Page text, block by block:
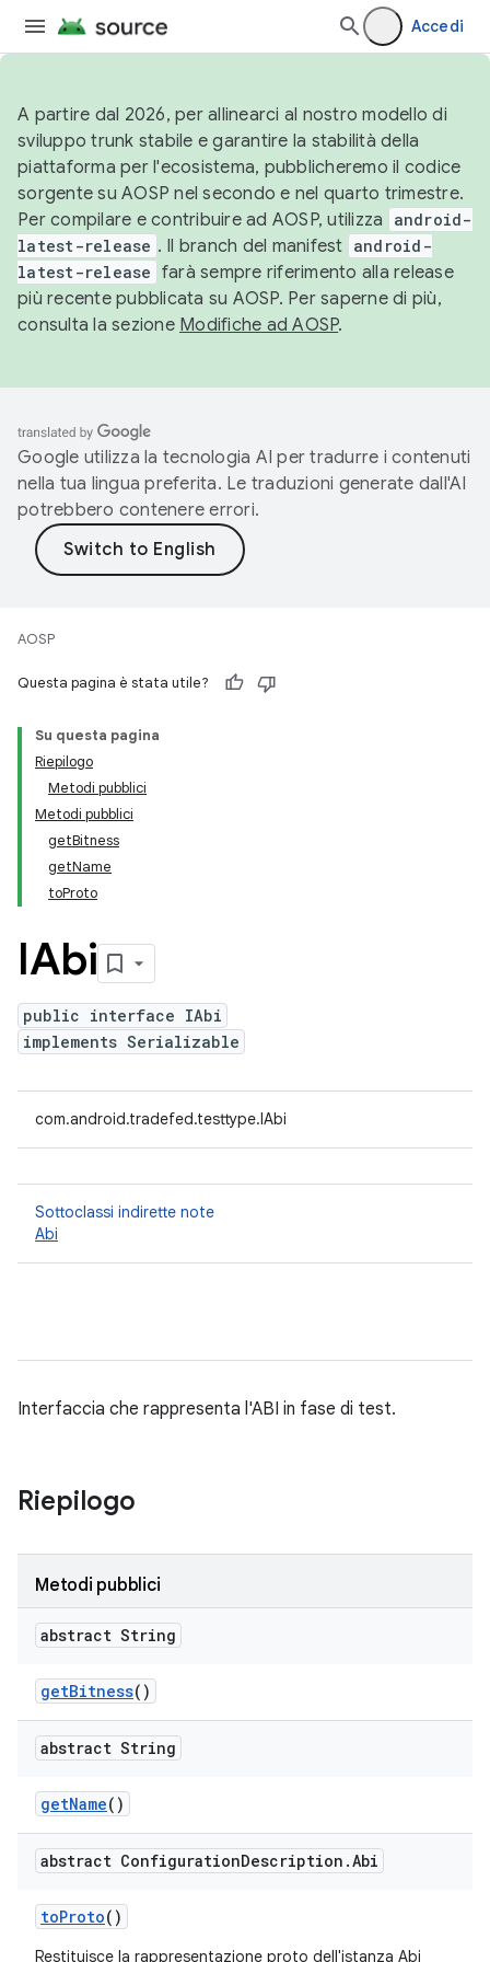
Accedi
A partire dal 2026, per allinearci al nostro modello di
sviluppo trunk stabile e garantire la stabilità della
piattaforma per l'ecosistema, pubblicheremo il codice
sorgente su AOSP nel secondo e nel quarto trimestre.
Per compilare e contribuire ad AOSP, utilizza
android-
latest-release . Il branch del manifest android-
latest-release farà sempre riferimento alla release
più recente pubblicata su AOSP. Per saperne di più,
consulta la sezione Modifiche ad AOSP.
Google utilizza la tecnologia AI per tradurre i contenuti
nella tua lingua preferita. Le traduzioni generate dall'AI
potrebbero contenere errori.
AOSP
Questa pagina è stata utile?
Su questa pagina
Riepilogo
Metodi pubblici
Metodi pubblici
getBitness
getName
toProto
IAbi
public interface IAbi
implements Serializable
com.android.tradefed.testtype.IAbi
Sottoclassi indirette note
Abi
Interfaccia che rappresenta l'ABI in fase di test.
Riepilogo
Metodi pubblici
abstract String
getBitness()
abstract String
getName()
abstract ConfigurationDescription .Abi
toProto()
Restituisce la rappresentazione proto dell'istanza Abi